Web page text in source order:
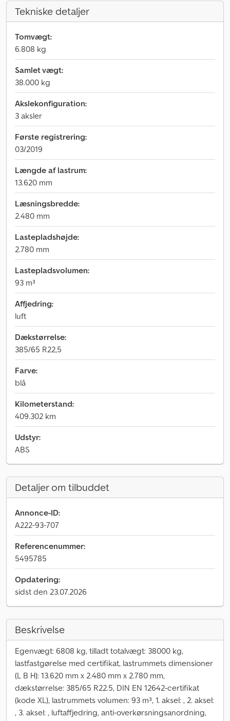
Tekniske detaljer
Tomvægt:
6.808 kg
Samlet vægt:
38.000 kg
Akslekonfiguration:
3 aksler
Første registrering:
03/2019
Længde af lastrum:
13.620 mm
Læsningsbredde:
2.480 mm
Lastepladshøjde:
2.780 mm
Lastepladsvolumen:
93 m³
Affjedring:
luft
Dækstørrelse:
385/65 R22,5
Farve:
blå
Kilometerstand:
409.302 km
Udstyr:
ABS
Detaljer om tilbuddet
Annonce-ID:
A222-93-707
Referencenummer:
5495785
Opdatering:
sidst den 23.07.2026
Beskrivelse
Egenvægt: 6808 kg, tilladt totalvægt: 38000 kg,
lastfastgørelse med certifikat, lastrummets dimensioner
(L B H): 13.620 mm x 2.480 mm x 2.780 mm,
dækstørrelse: 385/65 R22.5, DIN EN 12642-certifikat
(kode XL), lastrummets volumen: 93 m³, 1. aksel: , 2. aksel:
, 3. aksel: , luftaffjedring, anti-overkørsningsanordning,